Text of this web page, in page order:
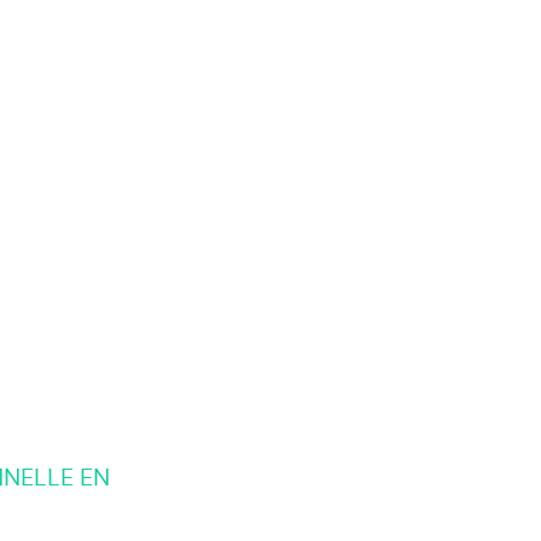
EN